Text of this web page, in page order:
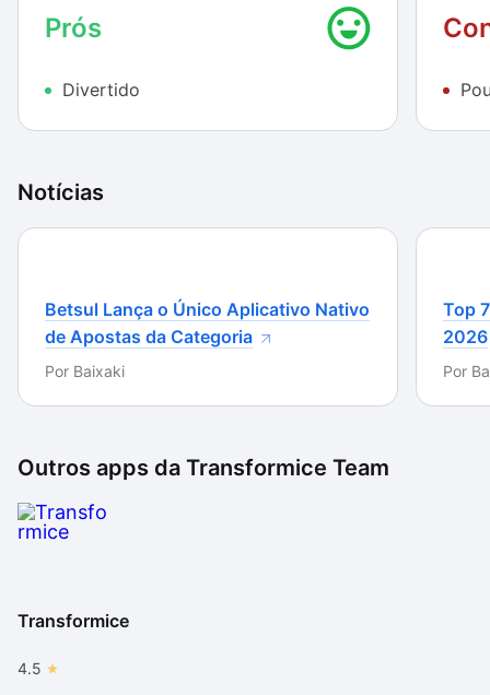
conquistar o usuário pelo que pode ser feito a partir
dessa proposta.
Além disso, unir diversos jogadores em uma sala e
colocá-los para lutar por um pedaço de queijo é um
dos melhores jogos casuais da atualidade.
Prós
Divertido
Notícias
Betsul Lança o Único Aplicativo Nativo
de Apostas da Categoria
Por Baixaki
Top
2026
Por
Outros apps da Transformice Team
Transformice
4.5